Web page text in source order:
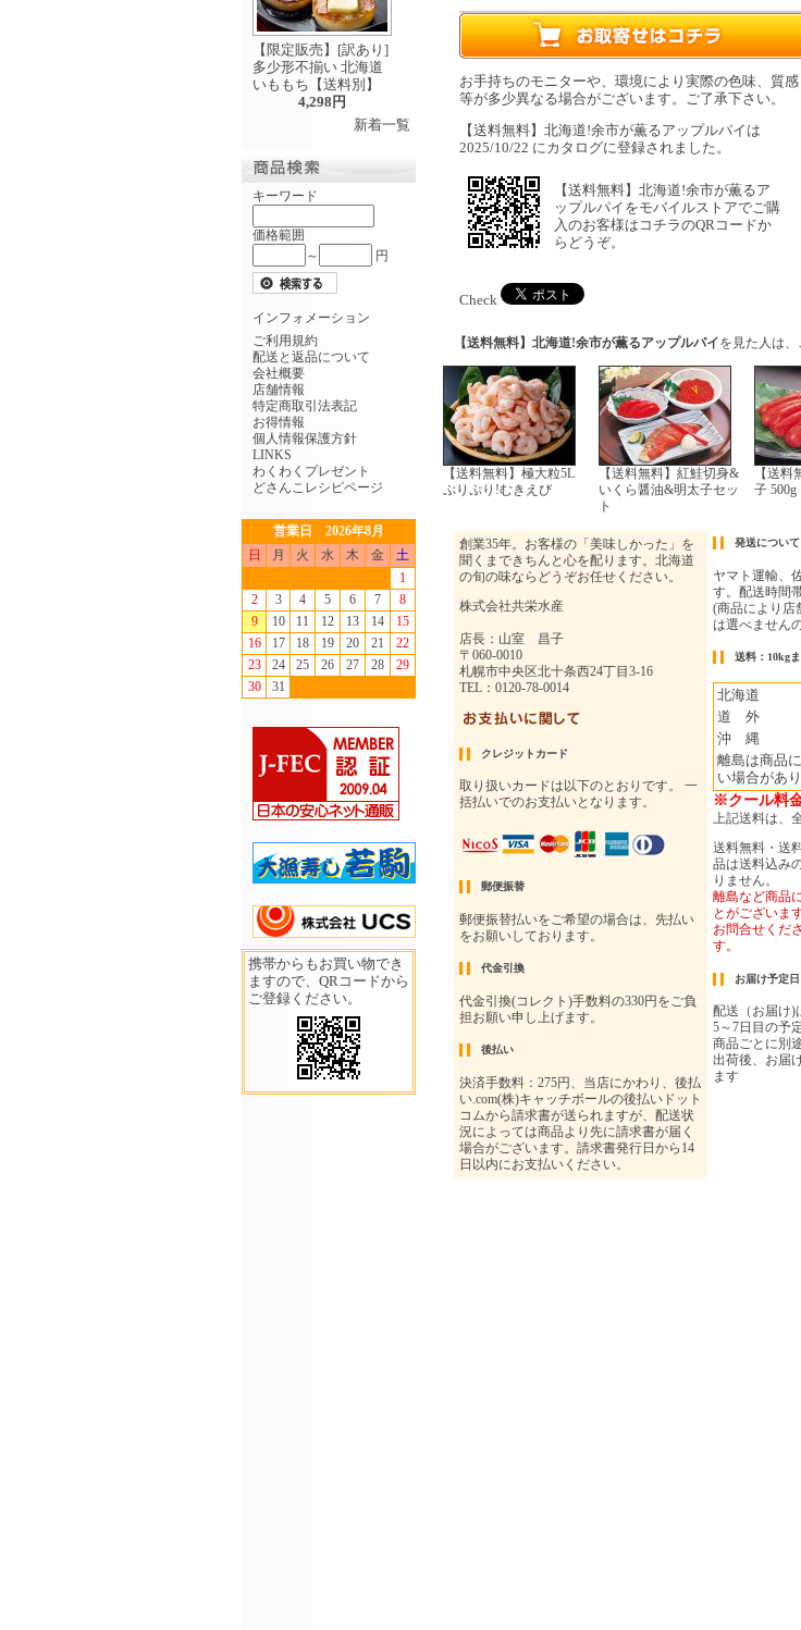
【限定販売】[訳あり]
多少形不揃い 北海道
いももち【送料別】
4,298円
新着一覧
キーワード
価格範囲
～
円
インフォメーション
ご利用規約
配送と返品について
会社概要
店舗情報
特定商取引法表記
お得情報
個人情報保護方針
LINKS
わくわくプレゼント
どさんこレシピページ
営業日 2026年8月
日
月 火 水 木 金
土
1
2
3 4 5 6 7
8
9
10 11 12 13 14
15
16
17 18 19 20 21
22
23
24 25 26 27 28
29
30
31
携帯からもお買い物でき
ますので、QRコードから
ご登録ください。
お手持ちのモニターや、環境により実際の色味、質感
等が多少異なる場合がございます。ご了承下さい。
【送料無料】北海道!余市が薫るアップルパイは
2025/10/22 にカタログに登録されました。
【送料無料】北海道!余市が薫るア
ップルパイをモバイルストアでご購
入のお客様はコチラのQRコードか
らどうぞ。
Check
【送料無料】北海道!余市が薫るアップルパイを見た人は、
【送料無料】極大粒5L
ぷりぷり!むきえび
【送料無料】紅鮭切身&
いくら醤油&明太子セッ
ト
【送
子 500g